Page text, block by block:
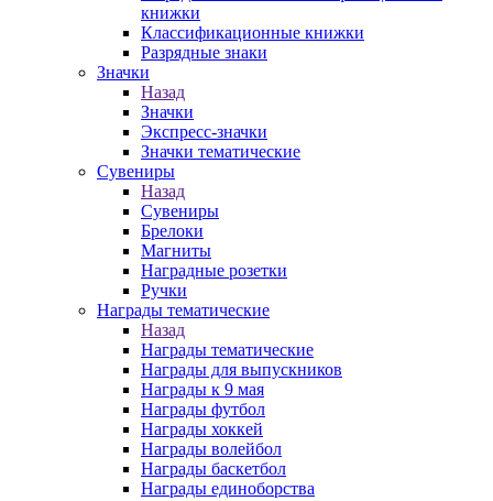
книжки
Классификационные книжки
Разрядные знаки
Значки
Назад
Значки
Экспресс-значки
Значки тематические
Сувениры
Назад
Сувениры
Брелоки
Магниты
Наградные розетки
Ручки
Награды тематические
Назад
Награды тематические
Награды для выпускников
Награды к 9 мая
Награды футбол
Награды хоккей
Награды волейбол
Награды баскетбол
Награды единоборства